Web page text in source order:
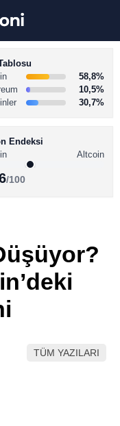
Youtube
TikTok
58,8%
10,5%
30,7%
Endeksi
Altcoin
/100
TÜM YAZILARI